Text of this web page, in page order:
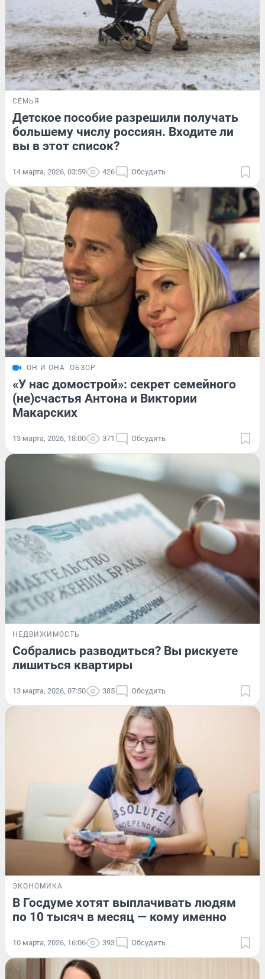
СЕМЬЯ
Детское пособие разрешили получать
большему числу россиян. Входите ли
вы в этот список?
14 марта, 2026, 03:59 426 Обсудить
ОН И ОНА ОБЗОР
«У нас домострой»: секрет семейного
(не)счастья Антона и Виктории
Макарских
13 марта, 2026, 18:00 371 Обсудить
НЕДВИЖИМОСТЬ
Собрались разводиться? Вы рискуете
лишиться квартиры
13 марта, 2026, 07:50 385 Обсудить
ЭКОНОМИКА
В Госдуме хотят выплачивать людям
по 10 тысяч в месяц — кому именно
10 марта, 2026, 16:06 393 Обсудить